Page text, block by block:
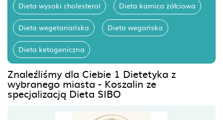
Dieta wysoki cholesterol Dieta kamica żółciowa
Dieta wegetariańska Dieta wegańska
Dieta ketogeniczna
Znaleźliśmy dla Ciebie 1 Dietetyka z
wybranego miasta - Koszalin ze
specjalizacją Dieta SIBO